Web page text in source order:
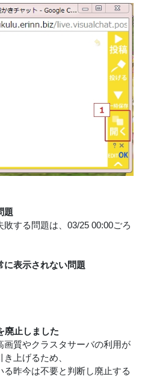
題
する問題は、03/25 00:00ごろ
に表示されない問題
廃止しました
質やクラスタサーバの利用が
上げるため、
昨今は不要と判断し廃止する